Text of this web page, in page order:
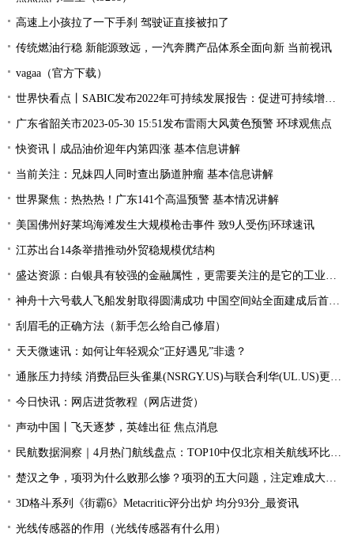
高速上小孩拉了一下手刹 驾驶证直接被扣了
传统燃油行稳 新能源致远，一汽奔腾产品体系全面向新 当前视讯
vagaa（官方下载）
世界快看点丨SABIC发布2022年可持续发展报告：促进可持续增长，共筑美好未来
广东省韶关市2023-05-30 15:51发布雷雨大风黄色预警 环球观焦点
快资讯丨成品油价迎年内第四涨 基本信息讲解
当前关注：兄妹四人同时查出肠道肿瘤 基本信息讲解
世界聚焦：热热热！广东141个高温预警 基本情况讲解
美国佛州好莱坞海滩发生大规模枪击事件 致9人受伤|环球速讯
江苏出台14条举措推动外贸稳规模优结构
盛达资源：白银具有较强的金融属性，更需要关注的是它的工业属性 今日热闻
神舟十六号载人飞船发射取得圆满成功 中国空间站全面建成后首次载人飞行任务开启 环球快看点
刮眉毛的正确方法（新手怎么给自己修眉）
天天微速讯：如何让年轻观众“正好遇见”非遗？
通胀压力持续 消费品巨头雀巢(NSRGY.US)与联合利华(UL.US)更换CFO-最资讯
今日快讯：网店进货教程（网店进货）
声动中国丨飞天逐梦，英雄出征 焦点消息
民航数据洞察｜4月热门航线盘点：TOP10中仅北京相关航线环比增长 天天快资讯
楚汉之争，项羽为什么败那么惨？项羽的五大问题，注定难成大器-全球百事通
3D格斗系列《街霸6》Metacritic评分出炉 均分93分_最资讯
光线传感器的作用（光线传感器有什么用）